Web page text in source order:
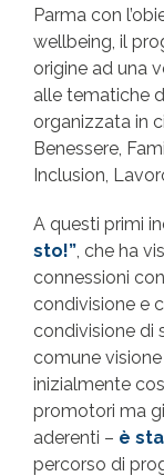
Parma con
wellbeing, il
origine ad una
alle tematiche
organizzata in
Benessere,
Inclusion,
A questi primi
sto!” , che ha
connessioni
condivisione e
condivisione di
comune
inizialmente
promotori ma
aderenti – è
percorso di